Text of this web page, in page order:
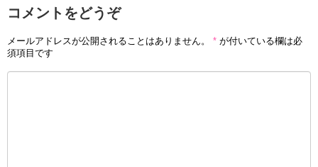
コメントをどうぞ
メールアドレスが公開されることはありません。 * が付いている欄は必
須項目です